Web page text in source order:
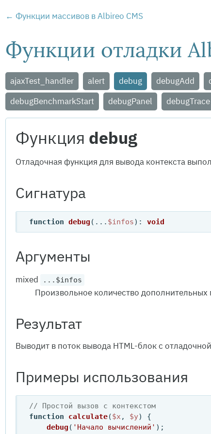
Функции массивов в Albireo CMS
Функции отладки
ajaxTest_handler alert debug debugAdd
debugBenchmarkStart
debugPanel debugTrace
Функция debug
Отладочная функция для вывода контекста
Сигнатура
function debug ( ... $infos): void
Аргументы
mixed ...$infos
Произвольное количество
Результат
Выводит в поток вывода HTML-блок с
Примеры использования
// Простой вызов с контекстом
function
calculate($x, $y) {
debug ( 'Начало вычислений' );